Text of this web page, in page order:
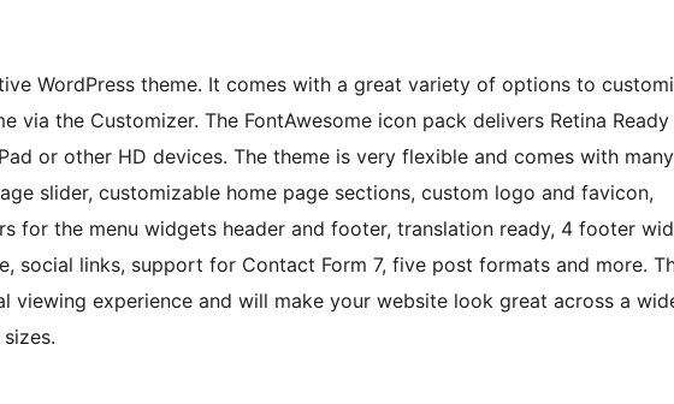
WordPress theme. It comes with a great variety of options to
via the Customizer. The FontAwesome icon pack delivers Retina Ready
or other HD devices. The theme is very flexible and comes with many
slider, customizable home page sections, custom logo and favicon,
for the menu widgets header and footer, translation ready, 4 footer
social links, support for Contact Form 7, five post formats and more.
viewing experience and will make your website look great across a